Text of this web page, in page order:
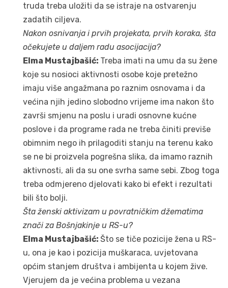
truda treba uložiti da se istraje na ostvarenju
zadatih ciljeva.
Nakon osnivanja i prvih projekata, prvih koraka, šta
očekujete u daljem radu asocijacija?
Elma Mustajbašić: Treba imati na umu da su žene
koje su nosioci aktivnosti osobe koje pretežno
imaju više angažmana po raznim osnovama i da
većina njih jedino slobodno vrijeme ima nakon što
završi smjenu na poslu i uradi osnovne kućne
poslove i da programe rada ne treba činiti previše
obimnim nego ih prilagoditi stanju na terenu kako
se ne bi proizvela pogrešna slika, da imamo raznih
aktivnosti, ali da su one svrha same sebi. Zbog toga
treba odmjereno djelovati kako bi efekt i rezultati
bili što bolji.
Šta ženski aktivizam u povratničkim džematima
znači za Bošnjakinje u RS-u?
Elma Mustajbašić: Što se tiče pozicije žena u RS-
u, ona je kao i pozicija muškaraca, uvjetovana
općim stanjem društva i ambijenta u kojem žive.
Vjerujem da je većina problema u vezana